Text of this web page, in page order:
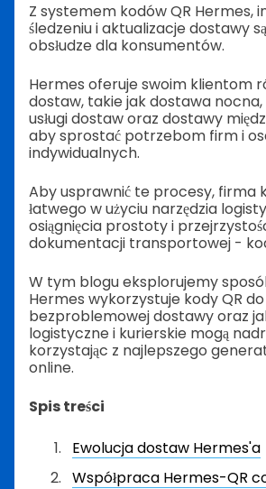
Z systemem kodów QR Hermes,
śledzeniu i aktualizacje dostawy
obsłudze dla konsumentów.
Hermes oferuje swoim klientom
dostaw, takie jak dostawa
usługi dostaw oraz dostawy
aby sprostać potrzebom firm i
indywidualnych.
Aby usprawnić te procesy, firma
łatwego w użyciu narzędzia
osiągnięcia prostoty i
dokumentacji transportowej -
W tym blogu eksplorujemy
Hermes wykorzystuje kody QR do
bezproblemowej dostawy oraz
logistyczne i kurierskie mogą
korzystając z najlepszego
online.
Spis treści
Ewolucja dostaw Hermes'a
Współpraca Hermes-QR